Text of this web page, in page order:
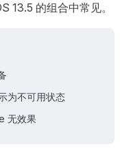
13.5 的组合中常见。
为不可用状态
无效果